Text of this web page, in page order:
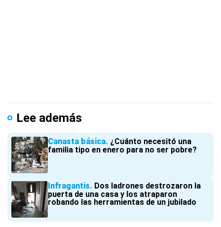
Lee además
Canasta básica ¿Cuánto necesitó una
familia tipo en enero para no ser pobre?
Infragantis Dos ladrones destrozaron la
puerta de una casa y los atraparon
robando las herramientas de un jubilado